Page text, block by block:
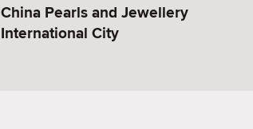
China Pearls and Jewellery
International City